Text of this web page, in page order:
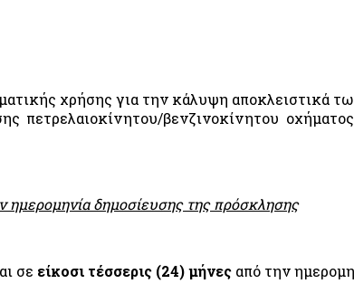
χρήσης για την κάλυψη αποκλειστικά
πετρελαιοκίνητου/βενζινοκίνητου
ημερομηνία δημοσίευσης της πρόσκλησης
σε είκοσι τέσσερις (24) μήνες από την